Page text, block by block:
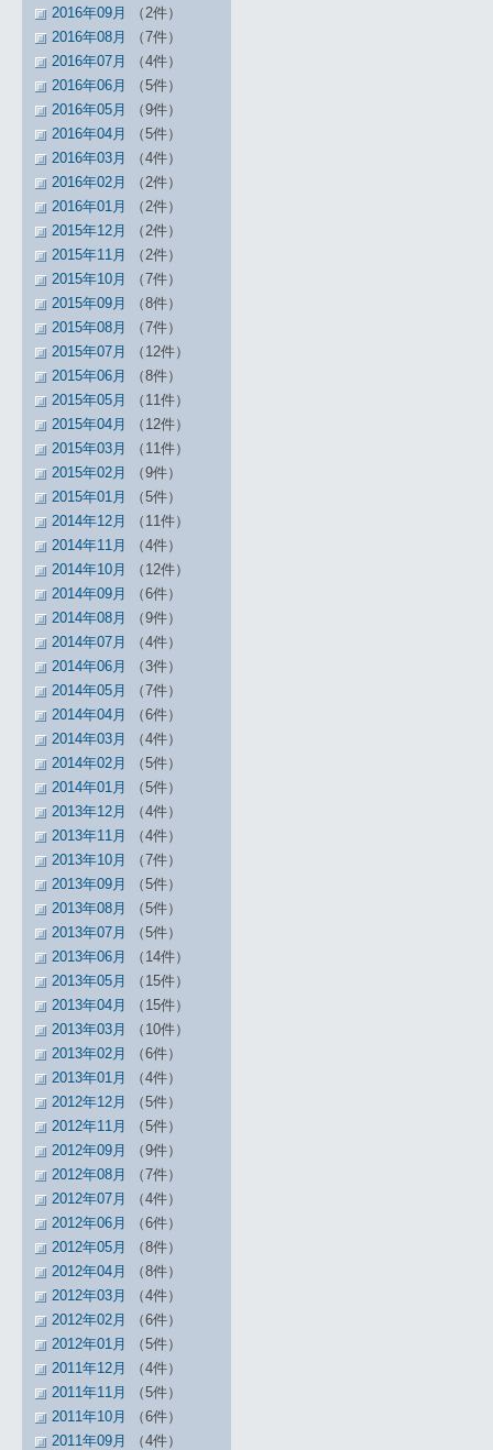
2016年09月
（2件）
2016年08月
（7件）
2016年07月
（4件）
2016年06月
（5件）
2016年05月
（9件）
2016年04月
（5件）
2016年03月
（4件）
2016年02月
（2件）
2016年01月
（2件）
2015年12月
（2件）
2015年11月
（2件）
2015年10月
（7件）
2015年09月
（8件）
2015年08月
（7件）
2015年07月
（12件）
2015年06月
（8件）
2015年05月
（11件）
2015年04月
（12件）
2015年03月
（11件）
2015年02月
（9件）
2015年01月
（5件）
2014年12月
（11件）
2014年11月
（4件）
2014年10月
（12件）
2014年09月
（6件）
2014年08月
（9件）
2014年07月
（4件）
2014年06月
（3件）
2014年05月
（7件）
2014年04月
（6件）
2014年03月
（4件）
2014年02月
（5件）
2014年01月
（5件）
2013年12月
（4件）
2013年11月
（4件）
2013年10月
（7件）
2013年09月
（5件）
2013年08月
（5件）
2013年07月
（5件）
2013年06月
（14件）
2013年05月
（15件）
2013年04月
（15件）
2013年03月
（10件）
2013年02月
（6件）
2013年01月
（4件）
2012年12月
（5件）
2012年11月
（5件）
2012年09月
（9件）
2012年08月
（7件）
2012年07月
（4件）
2012年06月
（6件）
2012年05月
（8件）
2012年04月
（8件）
2012年03月
（4件）
2012年02月
（6件）
2012年01月
（5件）
2011年12月
（4件）
2011年11月
（5件）
2011年10月
（6件）
2011年09月
（4件）